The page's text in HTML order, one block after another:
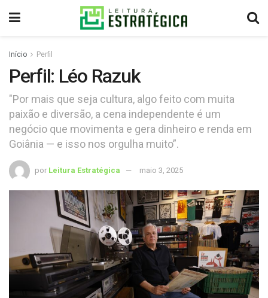
Início Perfil
Perfil: Léo Razuk
"Por mais que seja cultura, algo feito com muita
paixão e diversão, a cena independente é um
negócio que movimenta e gera dinheiro e renda em
Goiânia — e isso nos orgulha muito”.
por Leitura Estratégica maio 3, 2025